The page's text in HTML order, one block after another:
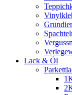
Lack & Öl